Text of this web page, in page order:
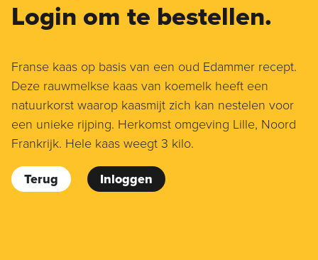
Login om te bestellen.
Franse kaas op basis van een oud Edammer recept.
Deze rauwmelkse kaas van koemelk heeft een
natuurkorst waarop kaasmijt zich kan nestelen voor
een unieke rijping. Herkomst omgeving Lille, Noord
Frankrijk. Hele kaas weegt 3 kilo.
Terug Inloggen